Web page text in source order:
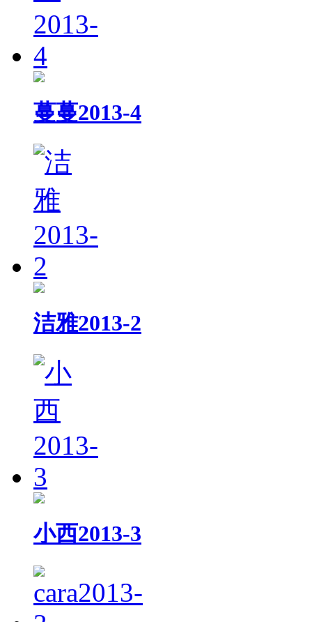
蔓蔓2013-4
洁雅2013-2
小西2013-3